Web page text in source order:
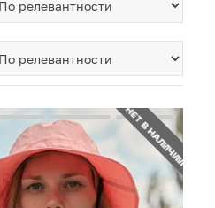
НЕТ В НАЛИЧИИ